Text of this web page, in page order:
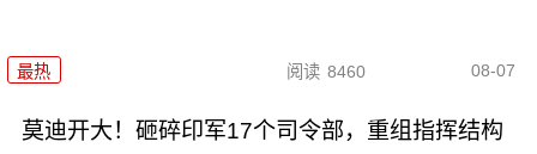
最热 阅读 8460 08-07
莫迪开大！砸碎印军17个司令部，重组指挥结构